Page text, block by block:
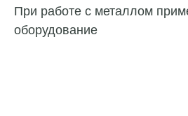
При работе с металлом
оборудование